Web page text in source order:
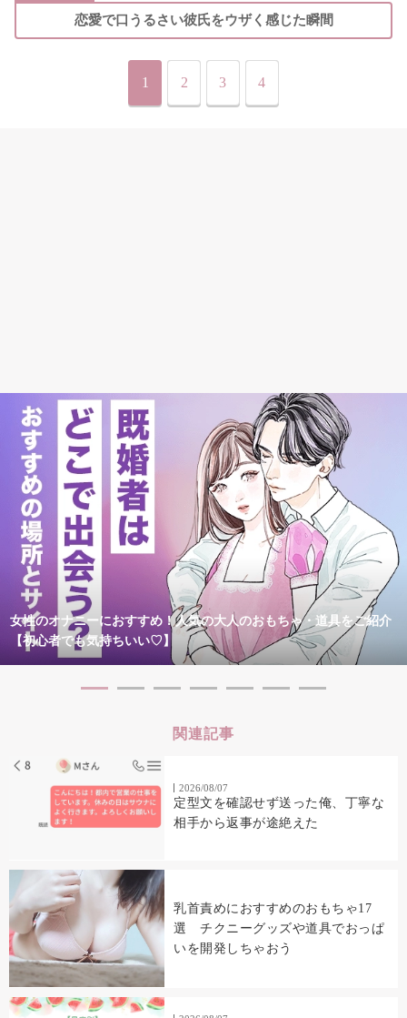
恋愛で口うるさい彼氏をウザく感じた瞬間
1 2 3 4
女性のオナニーにおすすめ！人気の大人のおもちゃ・道具をご紹介
【初心者でも気持ちいい♡】
関連記事
2026/08/07
定型文を確認せず送った俺、丁寧な
相手から返事が途絶えた
乳首責めにおすすめのおもちゃ17
選 チクニーグッズや道具でおっぱ
いを開発しちゃおう